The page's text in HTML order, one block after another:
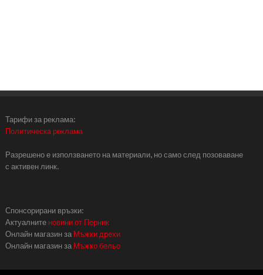
Тарифи за реклама:
Политическа реклама
Разрешено е използването на материали, но само след позоваване
с активен линк.
Спонсорирани връзки:
Актуалните новини от Перник
Онлайн магазин за Мъжки дрехи
Онлайн магазин за Мъжко бельо